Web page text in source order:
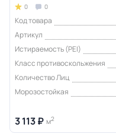
0 0
Код товара
Артикул
Истираемость (PEI)
Класс противоскольжения
Количество Лиц
Морозостойкая
3 113 ₽ м2